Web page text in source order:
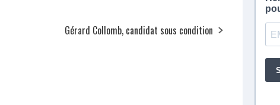
Gérard Collomb, candidat sous condition